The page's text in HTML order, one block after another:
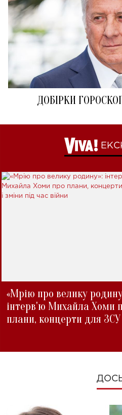
ДОБІРКИ
«Мрію про велику
інтерв'ю Михайла Хоми
плани, концерти для ЗСУ